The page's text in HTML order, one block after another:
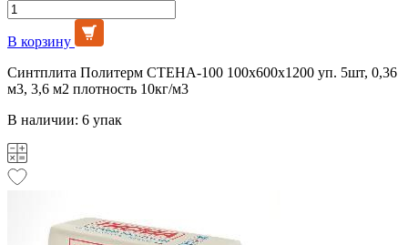
В корзину
Синтплита Политерм СТЕНА-100 100х600х1200 уп. 5шт, 0,36
м3, 3,6 м2 плотность 10кг/м3
В наличии: 6 упак